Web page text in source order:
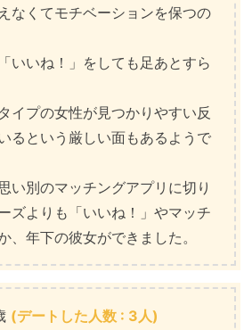
なくてモチベーションを保つの
いいね！」をしても足あとすら
イプの女性が見つかりやすい反
るという厳しい面もあるようで
い別のマッチングアプリに切り
ズよりも「いいね！」やマッチ
、年下の彼女ができました。
(デートした人数 : 3人)